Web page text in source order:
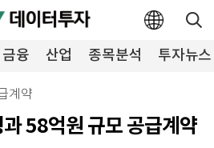
금융 산업 종목분석 투자뉴스
계약
58억원 규모 공급계약